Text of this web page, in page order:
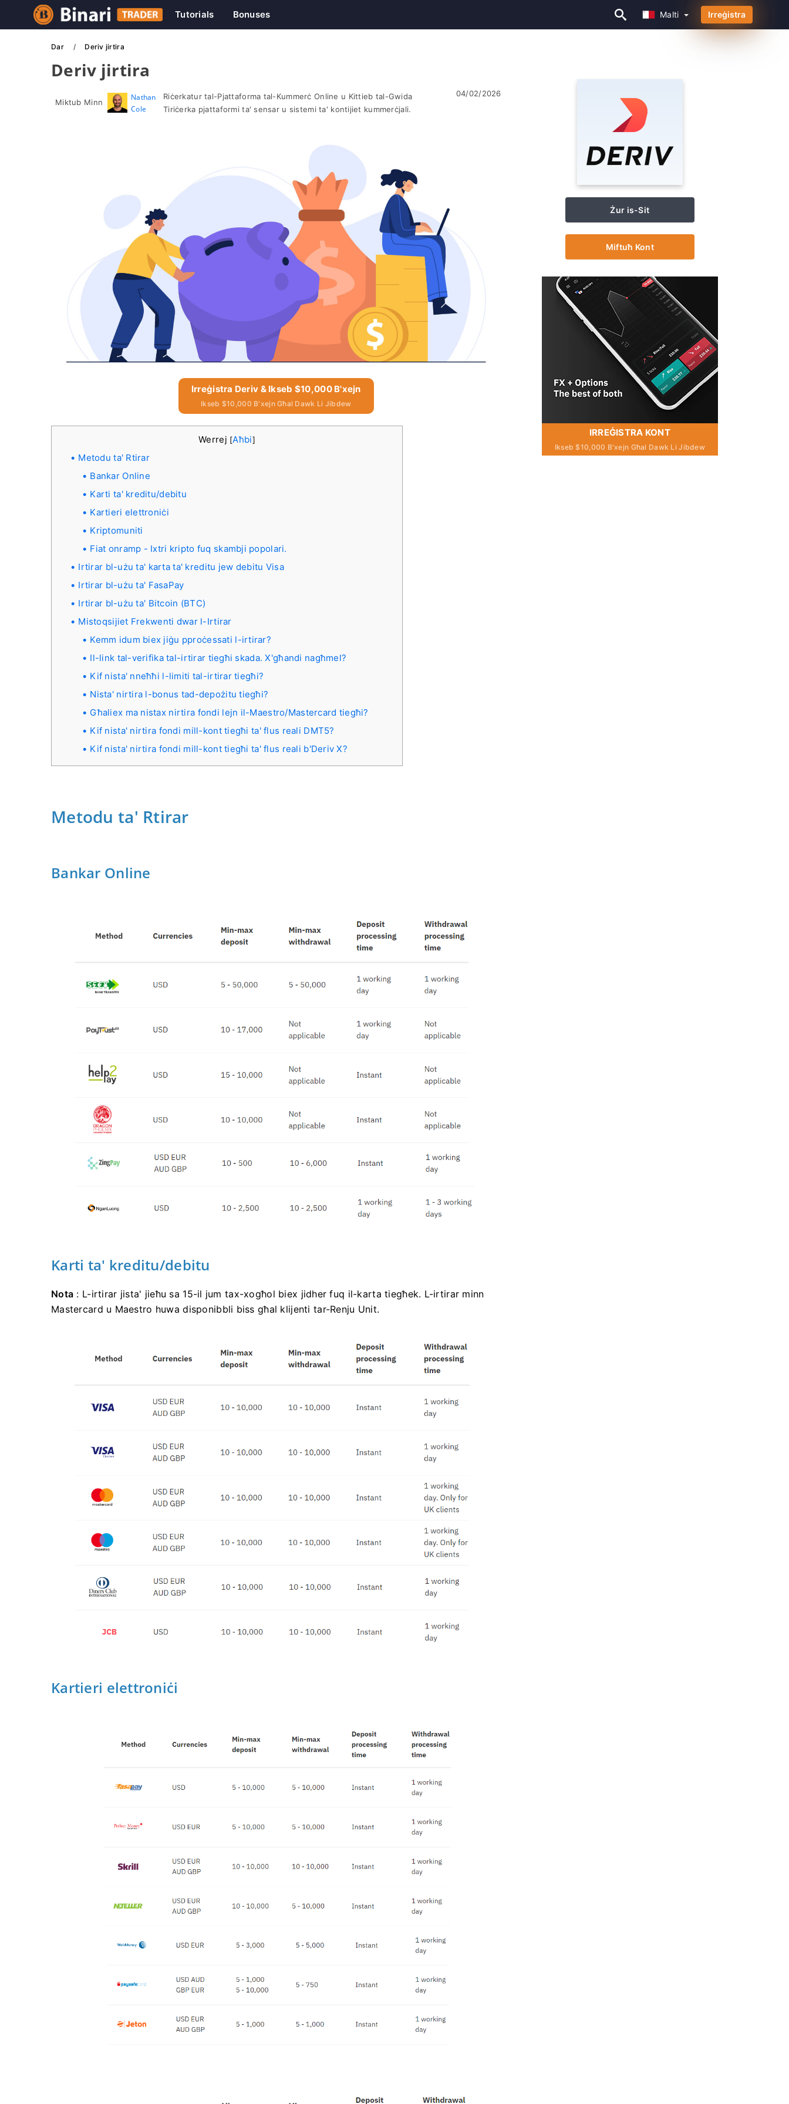
Malti
Tutorials Bonuses Malti Irreġistra
Dar Deriv jirtira
Deriv jirtira
Miktub Minn
Nathan
Cole
Riċerkatur tal-Pjattaforma tal-Kummerċ Online u Kittieb tal-Gwida
Tiriċerka pjattaformi ta' sensar u sistemi ta' kontijiet kummerċjali.
04/02/2026
Irreġistra Deriv & Ikseb $10,000 B'xejn
Ikseb $10,000 B'xejn Għal Dawk Li Jibdew
Werrej [Aħbi]
Metodu ta' Rtirar
Bankar Online
Karti ta' kreditu/debitu
Kartieri elettroniċi
Kriptomuniti
Fiat onramp - Ixtri kripto fuq skambji popolari.
Irtirar bl-użu ta' karta ta' kreditu jew debitu Visa
Irtirar bl-użu ta' FasaPay
Irtirar bl-użu ta' Bitcoin (BTC)
Mistoqsijiet Frekwenti dwar l-Irtirar
Kemm idum biex jiġu pproċessati l-irtirar?
Il-link tal-verifika tal-irtirar tiegħi skada. X'għandi nagħmel?
Kif nista' nneħħi l-limiti tal-irtirar tiegħi?
Nista' nirtira l-bonus tad-depożitu tiegħi?
Għaliex ma nistax nirtira fondi lejn il-Maestro/Mastercard tiegħi?
Kif nista' nirtira fondi mill-kont tiegħi ta' flus reali DMT5?
Kif nista' nirtira fondi mill-kont tiegħi ta' flus reali b'Deriv X?
Metodu ta' Rtirar
Bankar Online
Karti ta' kreditu/debitu
Nota : L-irtirar jista' jieħu sa 15-il jum tax-xogħol biex jidher fuq il-karta tiegħek. L-irtirar minn
Mastercard u Maestro huwa disponibbli biss għal klijenti tar-Renju Unit.
Kartieri elettroniċi
Żur is-Sit
Miftuħ Kont
IRREĠISTRA KONT
Ikseb $10,000 B'xejn Għal Dawk Li Jibdew